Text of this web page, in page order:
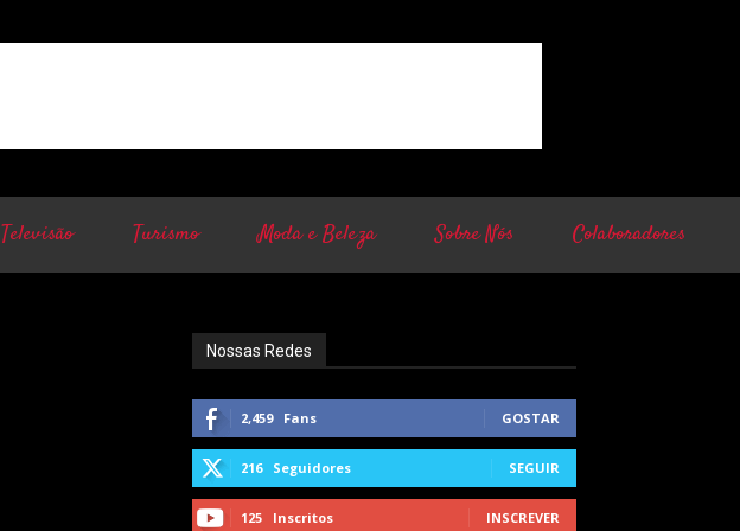
Televisão Turismo Moda e Beleza Sobre Nós Colaboradores
Nossas Redes
2,459 Fans GOSTAR
216 Seguidores SEGUIR
125 Inscritos INSCREVER